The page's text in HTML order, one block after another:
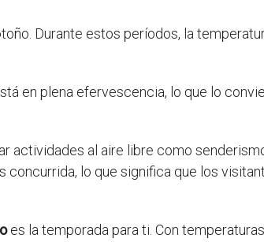
Durante estos períodos, la
en plena efervescencia, lo que lo
actividades al aire libre como
lo que significa que los
es la temporada para ti. Con